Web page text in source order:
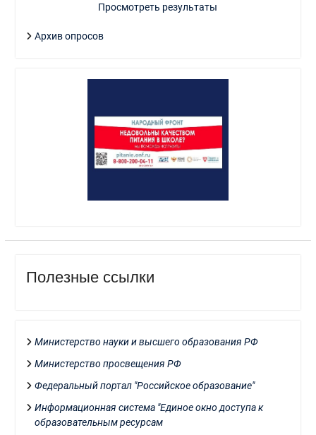
Просмотреть результаты
Архив опросов
Полезные ссылки
Министерство науки и высшего образования РФ
Министерство просвещения РФ
Федеральный портал "Российское образование"
Информационная система "Единое окно доступа к
образовательным ресурсам